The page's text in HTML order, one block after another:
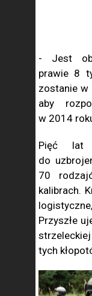
- Jest
prawie 8
zostanie w
aby
w 2014
Pięć lat
do
70
kalibrach.
Przyszłe
tych